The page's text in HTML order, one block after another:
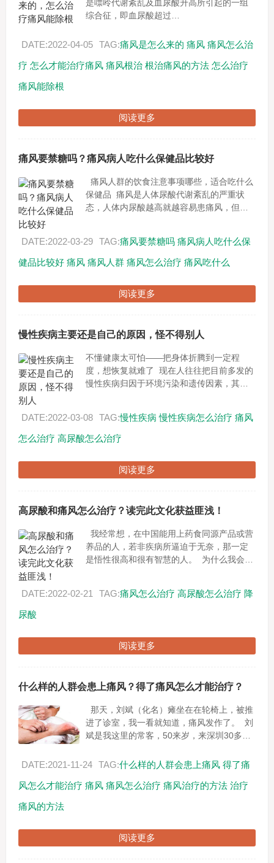
是嘌呤代谢紊乱及血尿酸升高所引起的一组
综合征，即血尿酸超过
的溶解呈饱和状态时，才可称为高尿酸...
DATE:2022-04-05 TAG:痛风是怎么来的 痛风 痛风怎么治
疗 怎么才能治疗痛风 痛风根治 根治痛风的方法 怎么治疗
痛风能除根
阅读更多
痛风要禁糖吗？痛风病人吃什么保健品比较好
痛风人群的饮食注意事项哪些，适合吃什么
保健品 痛风是人体尿酸代谢紊乱的严重状
态，人体内尿酸越高就越容易患痛风，但是
DATE:2022-03-29 TAG:痛风要禁糖吗 痛风病人吃什么保
健品比较好 痛风 痛风人群 痛风怎么治疗 痛风吃什么
阅读更多
慢性疾病主要还是自己的原因，怪不得别人
不懂健康太可怕——把身体折腾到一定程
度，想恢复就难了 现在人往往把目前多发的
慢性疾病归因于环境污染和遗传因素，其实
DATE:2022-03-08 TAG:慢性疾病 慢性疾病怎么治疗 痛风
怎么治疗 高尿酸怎么治疗
阅读更多
高尿酸和痛风怎么治疗？读完此文化获益匪浅！
我经常想，在中国能用上药食同源产品或营
养品的人，若非疾病所逼迫于无奈，那一定
是悟性很高和很有智慧的人。 为什么我会这
DATE:2022-02-21 TAG:痛风怎么治疗 高尿酸怎么治疗 降
尿酸
阅读更多
什么样的人群会患上痛风？得了痛风怎么才能治疗？
那天，刘斌（化名）瘫坐在在轮椅上，被推
进了诊室，我一看就知道，痛风发作了。 刘
斌是我这里的常客，50来岁，来深圳30多年
子持家贤惠，两个...
DATE:2021-11-24 TAG:什么样的人群会患上痛风 得了痛
风怎么才能治疗 痛风 痛风怎么治疗 痛风治疗的方法 治疗
痛风的方法
阅读更多